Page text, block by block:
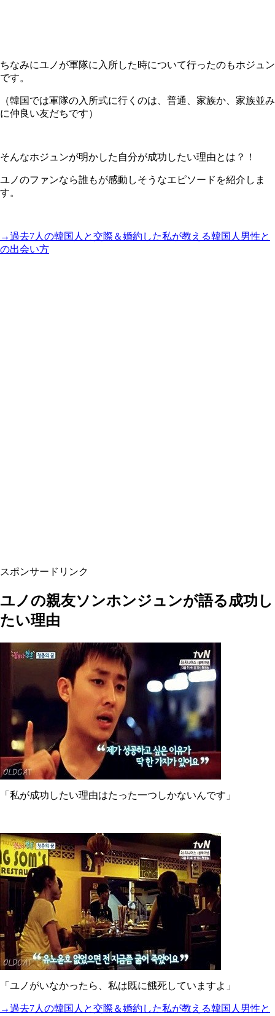
ちなみにユノが軍隊に入所した時について行ったのもホジュン
です。
（韓国では軍隊の入所式に行くのは、普通、家族か、家族並み
に仲良い友だちです）
そんなホジュンが明かした自分が成功したい理由とは？！
ユノのファンなら誰もが感動しそうなエピソードを紹介しま
す。
→過去7人の韓国人と交際＆婚約した私が教える韓国人男性と
の出会い方
スポンサードリンク
ユノの親友ソンホンジュンが語る成功し
たい理由
「私が成功したい理由はたった一つしかないんです」
「ユノがいなかったら、私は既に餓死していますよ」
→過去7人の韓国人と交際＆婚約した私が教える韓国人男性と